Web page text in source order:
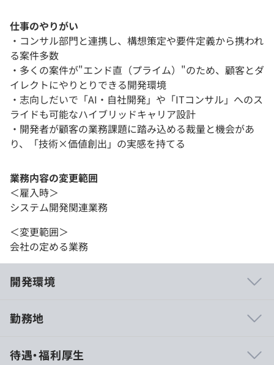
仕事のやりがい
・コンサル部門と連携し、構想策定や要件定義から携われ
る案件多数
・多くの案件が"エンド直（プライム）"のため、顧客とダ
イレクトにやりとりできる開発環境
・志向しだいで「AI・自社開発」や「ITコンサル」へのス
ライドも可能なハイブリッドキャリア設計
・開発者が顧客の業務課題に踏み込める裁量と機会があ
り、「技術×価値創出」の実感を持てる
業務内容の変更範囲
＜雇入時＞
システム開発関連業務
＜変更範囲＞
会社の定める業務
開発環境
・経営陣とメンバーの距離が近く、意見が取り入れられや
勤務地
待遇・福利厚生